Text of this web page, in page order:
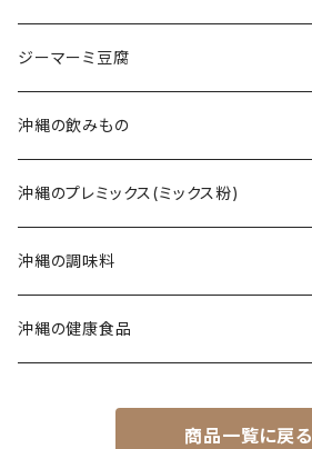
軟骨ソーキ
てびち(豚足)
じゅーしぃ(沖縄の炊き込みご飯)
タコライス
コンビーフ
沖縄そばだし
三枚肉そば(ラフテー)
ソーキそば
てびちそば
ミックスそば
純黒糖
黒糖ナッツ
黒糖菓子
黒糖(その他)
ジーマーミ豆腐
沖縄の飲みもの
さんぴん茶
シークヮーサー
ウコン茶
沖縄のプレミックス(ミックス粉)
沖縄の調味料
唐辛子
沖縄の健康食品
商品一覧に戻る